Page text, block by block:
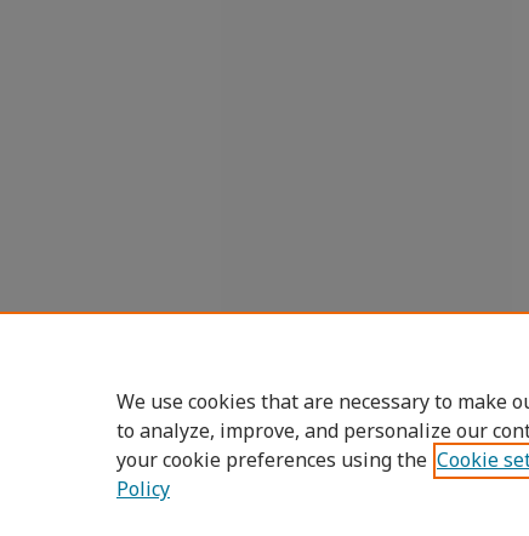
We use cookies that are necessary to make
to analyze, improve, and personalize our
your cookie preferences using the Cookie
Policy